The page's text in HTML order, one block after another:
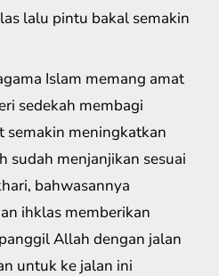
lalu pintu bakal semakin
Islam memang amat
sedekah membagi
semakin meningkatkan
sudah menjanjikan sesuai
bahwasannya
ihklas memberikan
Allah dengan jalan
untuk ke jalan ini